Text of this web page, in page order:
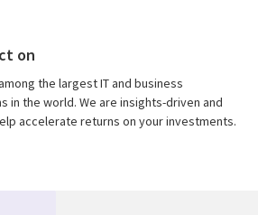
on
the largest IT and business
in the world. We are insights-driven and
accelerate returns on your investments.